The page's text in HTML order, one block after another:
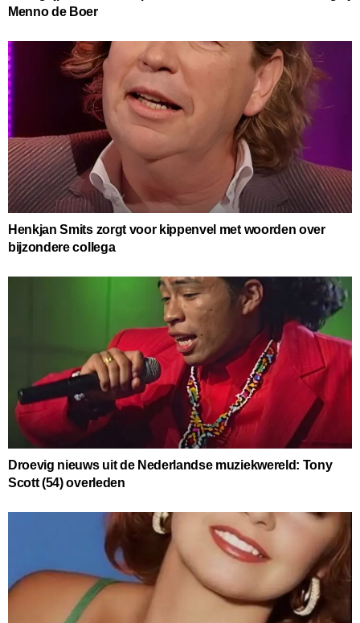
Menno de Boer
Henkjan Smits zorgt voor kippenvel met woorden over
bijzondere collega
Droevig nieuws uit de Nederlandse muziekwereld: Tony
Scott (54) overleden